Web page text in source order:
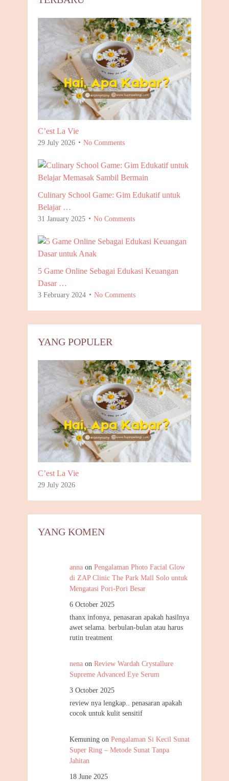
C’est La Vie
29 July 2026 No Comments
Culinary School Game: Gim Edukatif untuk
Belajar …
31 January 2025 No Comments
5 Game Online Sebagai Edukasi Keuangan
Dasar …
3 February 2024 No Comments
YANG POPULER
C’est La Vie
29 July 2026
YANG KOMEN
anna onPengalaman Photo Facial Glow
di ZAP Clinic The Park Mall Solo untuk
Mengatasi Pori-Pori Besar
6 October 2025
thanx infonya, penasaran apakah hasilnya
awet selama. berbulan-bulan atau harus
rutin treatment
nena onReview Wardah Crystallure
Supreme Advanced Eye Serum
3 October 2025
review nya lengkap.. penasaran apakah
cocok untuk kulit sensitif
Kemuning onPengalaman Si Kecil Sunat
Super Ring – Metode Sunat Tanpa
Jahitan
18 June 2025